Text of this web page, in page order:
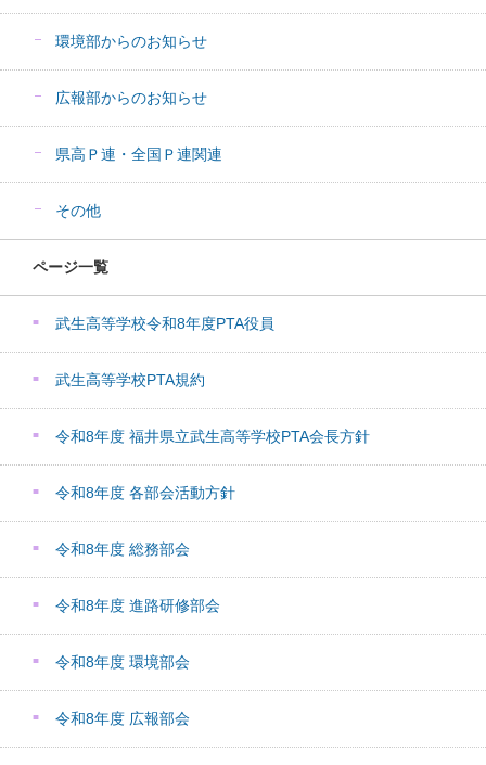
環境部からのお知らせ
広報部からのお知らせ
県高Ｐ連・全国Ｐ連関連
その他
ページ一覧
武生高等学校令和8年度PTA役員
武生高等学校PTA規約
令和8年度 福井県立武生高等学校PTA会長方針
令和8年度 各部会活動方針
令和8年度 総務部会
令和8年度 進路研修部会
令和8年度 環境部会
令和8年度 広報部会